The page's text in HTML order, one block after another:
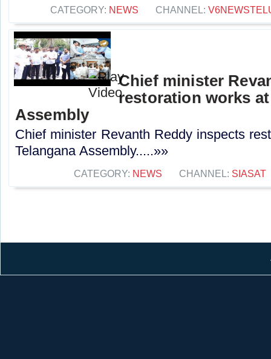
CATEGORY: NEWS CHANNEL:
Chief minister
restoration works at
Assembly
Chief minister Revanth Reddy inspects
Telangana Assembly.....»»
CATEGORY: NEWS CHANNEL: SIASAT